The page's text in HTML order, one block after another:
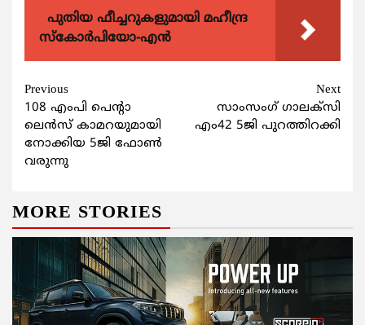
പുതിയ ഫീച്ചറുകളുമായി മഹീന്ദ്ര
സ്കോർപിയോ-എൻ
Continue
Reading
Previous
108 എംപി പെന്റാ
ലെന്‍സ് കാമറയുമായി
നോക്കിയ 5ജി ഫോണ്‍
വരുന്നു
Next
സാംസംഗ് ഗാലക്‌സി
എം42 5ജി പുറത്തിറക്കി
MORE STORIES